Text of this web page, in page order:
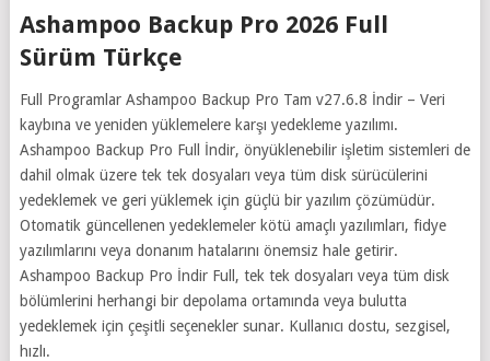
Ashampoo Backup Pro 2026 Full
Sürüm Türkçe
Full Programlar Ashampoo Backup Pro Tam v27.6.8 İndir – Veri
kaybına ve yeniden yüklemelere karşı yedekleme yazılımı.
Ashampoo Backup Pro Full İndir, önyüklenebilir işletim sistemleri de
dahil olmak üzere tek tek dosyaları veya tüm disk sürücülerini
yedeklemek ve geri yüklemek için güçlü bir yazılım çözümüdür.
Otomatik güncellenen yedeklemeler kötü amaçlı yazılımları, fidye
yazılımlarını veya donanım hatalarını önemsiz hale getirir.
Ashampoo Backup Pro İndir Full, tek tek dosyaları veya tüm disk
bölümlerini herhangi bir depolama ortamında veya bulutta
yedeklemek için çeşitli seçenekler sunar. Kullanıcı dostu, sezgisel,
hızlı.